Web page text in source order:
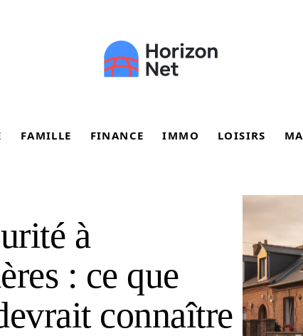
FAMILLE FINANCE IMMO LOISIRS
à
: ce que
connaître